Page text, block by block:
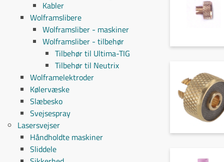
Kabler
Wolframslibere
Wolframsliber - maskiner
Wolframsliber - tilbehør
Tilbehør til Ultima-TIG
Tilbehør til Neutrix
Wolframelektroder
Kølervæske
Slæbesko
Svejsespray
Lasersvejser
Håndholdte maskiner
Sliddele